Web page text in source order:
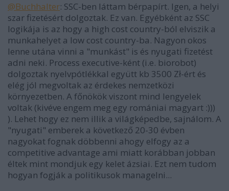
@Buchhalter: SSC-ben láttam bérpapírt. Igen, a helyi
szar fizetésért dolgoztak. Ez van. Egyébként az SSC
logikája is az hogy a high cost country-ból elviszik a
munkahelyet a low cost country-ba. Nagyon okos
lenne utána vinni a "munkást" is és nyugati fizetést
adni neki. Process executive-ként (i.e. biorobot)
dolgoztak nyelvpótlékkal együtt kb 3500 Zł-ért és
elég jól megvoltak az érdekes nemzetközi
környezetben. A főnökök viszont mind lengyelek
voltak (kivéve engem meg egy romániai magyart :)))
). Lehet hogy ez nem illik a világképedbe, sajnálom. A
"nyugati" emberek a következő 20-30 évben
nagyokat fognak döbbenni ahogy elfogy az a
competitive advantage ami miatt korábban jobban
éltek mint mondjuk egy kelet ázsiai. Ezt nem tudom
hogyan fogják a politikusok managelni...